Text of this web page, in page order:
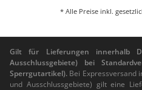
* Alle Preise inkl.
Gilt für Lieferungen innerhalb
Ausschlussgebiete) bei
Sperrgutartikel). Bei Expressversand
und Ausschlussgebiete) gilt eine